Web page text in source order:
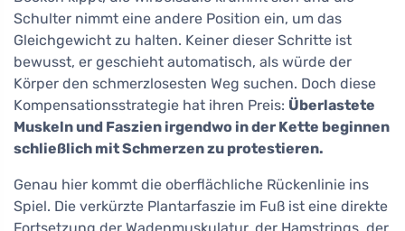
Schulter nimmt eine andere Position ein, um das
Gleichgewicht zu halten. Keiner dieser Schritte ist
bewusst, er geschieht automatisch, als würde der
Körper den schmerzlosesten Weg suchen. Doch diese
Kompensationsstrategie hat ihren Preis: Überlastete
Muskeln und Faszien irgendwo in der Kette beginnen
schließlich mit Schmerzen zu protestieren.
Genau hier kommt die oberflächliche Rückenlinie ins
Spiel. Die verkürzte Plantarfaszie im Fuß ist eine direkte